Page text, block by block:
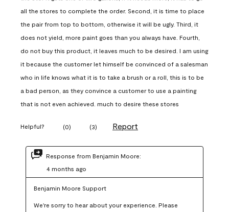
all the stores to complete the order. Second, it is time to place
the pair from top to bottom, otherwise it will be ugly. Third, it
does not yield, more paint goes than you always have. Fourth,
do not buy this product, it leaves much to be desired. I am using
it because the customer let himself be convinced of a salesman
who in life knows what it is to take a brush or a roll, this is to be
a bad person, as they convince a customer to use a painting
that is not even achieved. much to desire these stores
Helpful? (0) (3) Report
Response from Benjamin Moore:
4 months ago
Benjamin Moore Support
We're sorry to hear about your experience. Please